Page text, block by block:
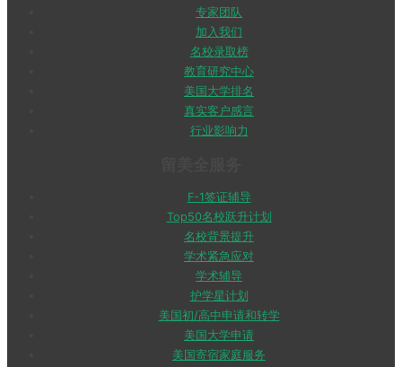
专家团队
加入我们
名校录取榜
教育研究中心
美国大学排名
真实客户感言
行业影响力
F-1签证辅导
Top50名校跃升计划
名校背景提升
学术紧急应对
学术辅导
护学星计划
美国初/高中申请和转学
美国大学申请
美国寄宿家庭服务